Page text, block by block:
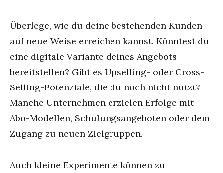
Überlege, wie du deine bestehenden Kunden
auf neue Weise erreichen kannst. Könntest du
eine digitale Variante deines Angebots
bereitstellen? Gibt es Upselling- oder Cross-
Selling-Potenziale, die du noch nicht nutzt?
Manche Unternehmen erzielen Erfolge mit
Abo-Modellen, Schulungsangeboten oder dem
Zugang zu neuen Zielgruppen.
Auch kleine Experimente können zu